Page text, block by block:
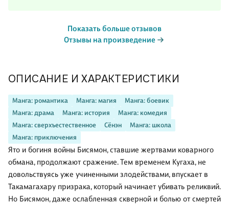
ОПИСАНИЕ И ХАРАКТЕРИСТИКИ
Манга: романтика Манга: магия
Манга: боевик
Манга: драма
Манга: история
Манга: комедия
Манга: сверхъестественное
Сёнэн
Манга: школа
Манга: приключения
Ято и богиня войны Бисямон, ставшие жертвами коварного
обмана, продолжают сражение. Тем временем Кугаха, не
довольствуясь уже учиненными злодействами, впускает в
Такамагахару призрака, который начинает убивать реликвий.
Но Бисямон, даже ослабленная скверной и болью от смертей
Показать больше отзывов
Отзывы на произведение